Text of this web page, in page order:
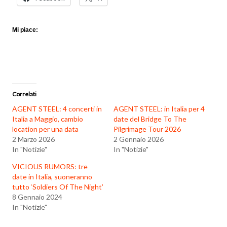
Mi piace:
Correlati
AGENT STEEL: 4 concerti in
Italia a Maggio, cambio
location per una data
2 Marzo 2026
In "Notizie"
AGENT STEEL: in Italia per 4
date del Bridge To The
Pilgrimage Tour 2026
2 Gennaio 2026
In "Notizie"
VICIOUS RUMORS: tre
date in Italia, suoneranno
tutto ‘Soldiers Of The Night’
8 Gennaio 2024
In "Notizie"